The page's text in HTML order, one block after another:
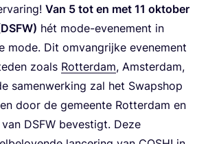
Van 5 tot en met 11 okto­ber
DSFW) hét mode-eve­ne­ment in
Dit omvang­rij­ke eve­ne­ment
zoals Rot­ter­dam, Amster­dam,
samen­wer­king zal het Swap­shop
door de gemeen­te Rot­ter­dam en
DSFW beves­tigt. Deze